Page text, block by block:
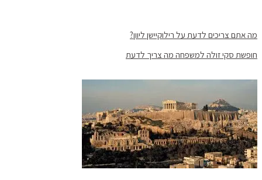
מה אתם צריכים לדעת על רילוקיישן ליוון?
חופשת סקי זולה למשפחה מה צריך לדעת